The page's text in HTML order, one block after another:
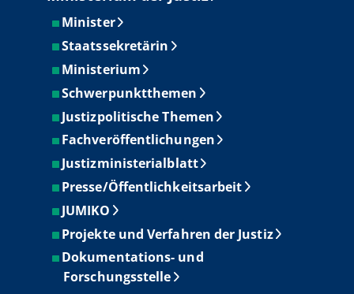
Minister
Staatssekretärin
Ministerium
Schwerpunktthemen
Justizpolitische Themen
Fachveröffentlichungen
Justizministerialblatt
Presse/Öffentlichkeitsarbeit
JUMIKO
Projekte und Verfahren der Justiz
Dokumentations- und
Forschungsstelle